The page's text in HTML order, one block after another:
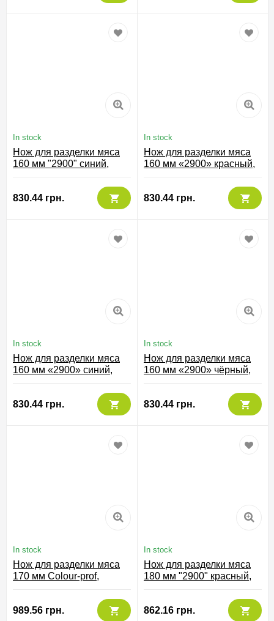
In stock
Нож для разделки мяса
160 мм "2900" синий,
830.44 грн.
In stock
Нож для разделки мяса
160 мм «2900» красный,
830.44 грн.
In stock
Нож для разделки мяса
160 мм «2900» синий,
830.44 грн.
In stock
Нож для разделки мяса
160 мм «2900» чёрный,
830.44 грн.
In stock
Нож для разделки мяса
170 мм Сolour-prof,
989.56 грн.
In stock
Нож для разделки мяса
180 мм "2900" красный,
862.16 грн.